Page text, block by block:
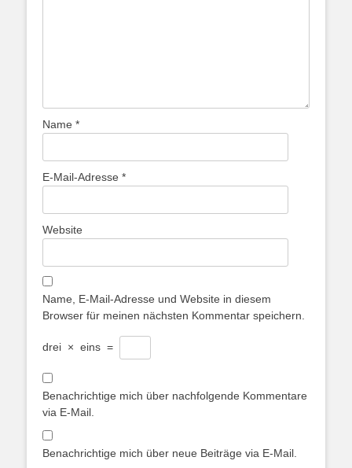
Name *
E-Mail-Adresse *
Website
Name, E-Mail-Adresse und Website in diesem
Browser für meinen nächsten Kommentar speichern.
drei × eins =
Benachrichtige mich über nachfolgende Kommentare
via E-Mail.
Benachrichtige mich über neue Beiträge via E-Mail.